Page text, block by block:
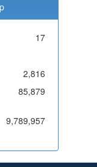
17
2,816
85,879
9,789,957